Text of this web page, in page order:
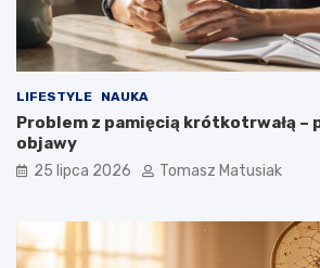
LIFESTYLE NAUKA
Problem z pamięcią krótkotrwałą –
objawy
25 lipca 2026 Tomasz Matusiak